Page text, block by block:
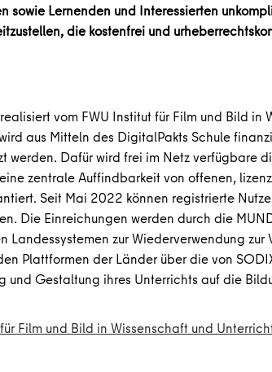
Lernenden und Interessierten
die kostenfrei und
realisiert vom FWU Institut für Film und Bild in
aus Mitteln des DigitalPakts Schule
werden. Dafür wird frei im Netz verfügbare
zentrale Auffindbarkeit von offenen,
Seit Mai 2022 können registrierte
Die Einreichungen werden durch die
zur Wiederverwendung zur
Plattformen der Länder über die von
Gestaltung ihres Unterrichts auf die
Film und Bild in Wissenschaft und